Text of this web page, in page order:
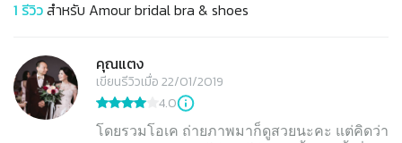
1 รีวิวสำหรับ Amour bridal bra & shoes
คุณแตง
เขียนรีวิวเมื่อ 22/01/2019
4.0
โดยรวมโอเค ถ่ายภาพมาก็ดูสวยนะคะ แต่คิดว่า